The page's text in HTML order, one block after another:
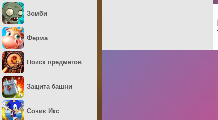
Зомби
Ферма
Поиск предметов
Защита башни
Соник Икс